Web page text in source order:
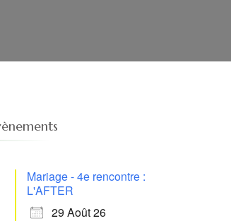
Mariage - 4e rencontre :
L'AFTER
29 Août 26